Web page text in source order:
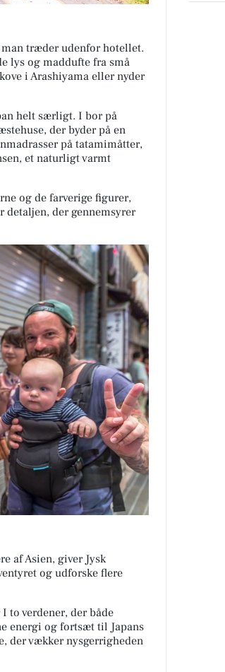
man træder udenfor hotellet.
lys og maddufte fra små
i Arashiyama eller nyder
helt særligt. I bor på
der byder på en
på tatamimåtter,
et naturligt varmt
og de farverige figurer,
detaljen, der gennemsyrer
af Asien, giver Jysk
og udforske flere
to verdener, der både
energi og fortsæt til Japans
der vækker nysgerrigheden